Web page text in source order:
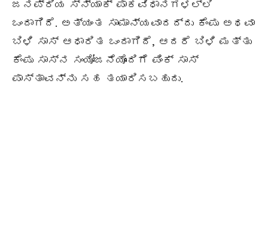
ಜನಪ್ರಿಯ ಸ್ನ್ಯಾಕ್ ಪಾಕವಿಧಾನಗಳಲ್ಲಿ
ಒಂದಾಗಿದೆ. ಅತ್ಯಂತ ಸಾಮಾನ್ಯವಾದದ್ದು ಕೆಂಪು ಅಥವಾ
ಬಿಳಿ ಸಾಸ್ ಆಧಾರಿತ ಒಂದಾಗಿದೆ, ಆದರೆ ಬಿಳಿ ಮತ್ತು
ಕೆಂಪು ಸಾಸ್ನ ಸಂಯೋಜನೆಯೊಂದಿಗೆ ಪಿಂಕ್ ಸಾಸ್
ಪಾಸ್ತಾವನ್ನು ಸಹ ತಯಾರಿಸಬಹುದು.